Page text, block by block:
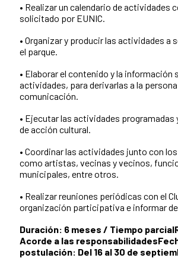
• Realizar un calendario de actividades
solicitado por EUNIC.
• Organizar y producir las actividades a
el parque.
• Elaborar el contenido y la información
actividades, para derivarlas a la
comunicación.
• Ejecutar las actividades programadas
de acción cultural.
• Coordinar las actividades junto con
como artistas, vecinas y vecinos,
municipales, entre otros.
• Realizar reuniones periódicas con el
organización participativa e informar
Duración: 6 meses / Tiempo parcial
Acorde a las responsabilidades
postulación: Del 16 al 30 de